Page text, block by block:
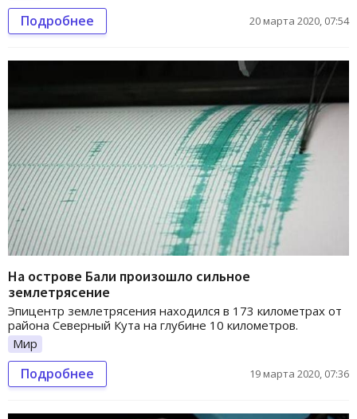
Подробнее 20 марта 2020, 07:54
На острове Бали произошло сильное
землетрясение
Эпицентр землетрясения находился в 173 километрах от
района Северный Кута на глубине 10 километров.
Мир
Подробнее 19 марта 2020, 07:36